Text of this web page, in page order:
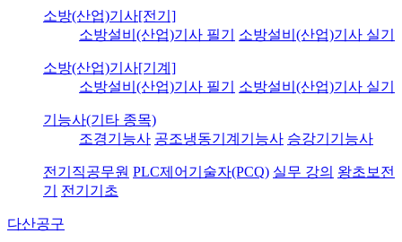
소방(산업)기사[전기]
소방설비(산업)기사 필기
소방설비(산업)기사 실기
소방(산업)기사[기계]
소방설비(산업)기사 필기
소방설비(산업)기사 실기
기능사(기타 종목)
조경기능사 공조냉동기계기능사 승강기기능사
전기직공무원 PLC제어기술자(PCQ) 실무 강의 왕초보전
기
전기기초
다산공구